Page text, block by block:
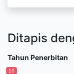
Ditapis
Tahun Penerbitan
10